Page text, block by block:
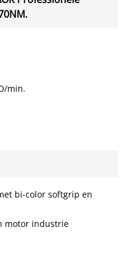
min.
bi-color softgrip en
motor industrie